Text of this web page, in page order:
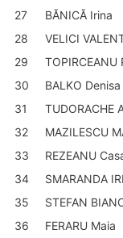
27
BĂNICĂ Irina
28
VELICI
29
TOPIRCEANU
30
BALKO Denisa
31
TUDORACHE
32
MAZILESCU
33
REZEANU
34
SMARANDA
35
STEFAN
36
FERARU Maia